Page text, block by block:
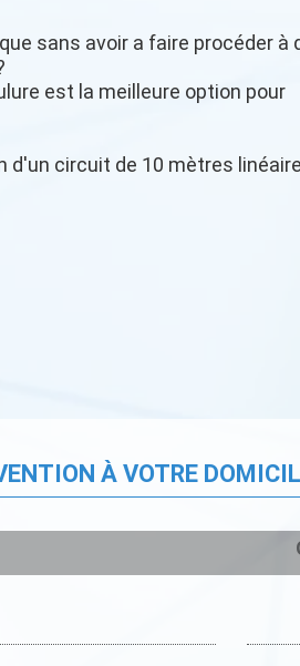
sans avoir a faire procéder à
est la meilleure option pour
d'un circuit de 10 mètres
À VOTRE